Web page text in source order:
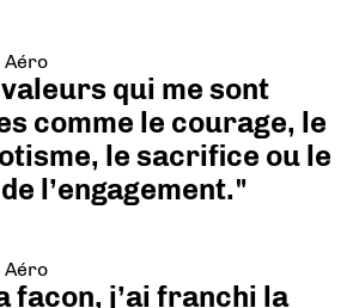
qui me sont
comme le courage, le
le sacrifice ou le
l’engagement."
façon, j’ai franchi la